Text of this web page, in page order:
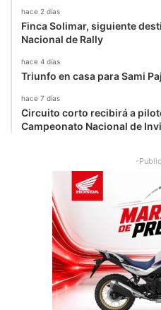
hace 2 días
Finca Solimar, siguiente
Nacional de Rally
hace 4 días
Triunfo en casa para Sami
hace 7 días
Circuito corto recibirá a
Campeonato Nacional de
-